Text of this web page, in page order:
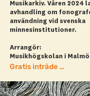
Musikarkiv. Våren 2024
avhandling om
användning vid svenska
minnesinstitutioner.
Arrangör:
Musikhögskolan i Malmö
Gratis inträde + läs mer